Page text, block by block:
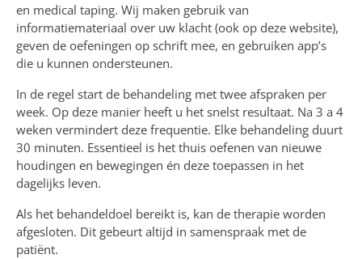
en medical taping. Wij maken gebruik van
informatiemateriaal over uw klacht (ook op deze website),
geven de oefeningen op schrift mee, en gebruiken app’s
die u kunnen ondersteunen.
In de regel start de behandeling met twee afspraken per
week. Op deze manier heeft u het snelst resultaat. Na 3 a 4
weken vermindert deze frequentie. Elke behandeling duurt
30 minuten. Essentieel is het thuis oefenen van nieuwe
houdingen en bewegingen én deze toepassen in het
dagelijks leven.
Als het behandeldoel bereikt is, kan de therapie worden
afgesloten. Dit gebeurt altijd in samenspraak met de
patiënt.